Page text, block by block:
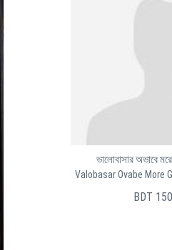
ভালোবাসার অভাবে
Valobasar Ovabe More
BDT